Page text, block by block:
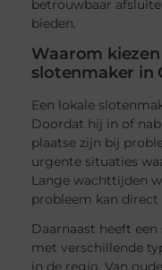
betrouwbaar
bieden.
Waarom
slotenmaker in
Een lokale
Doordat hij in of
plaatse zijn bij
urgente situaties
Lange wachttijden
probleem kan direct
Daarnaast heeft
met verschillende